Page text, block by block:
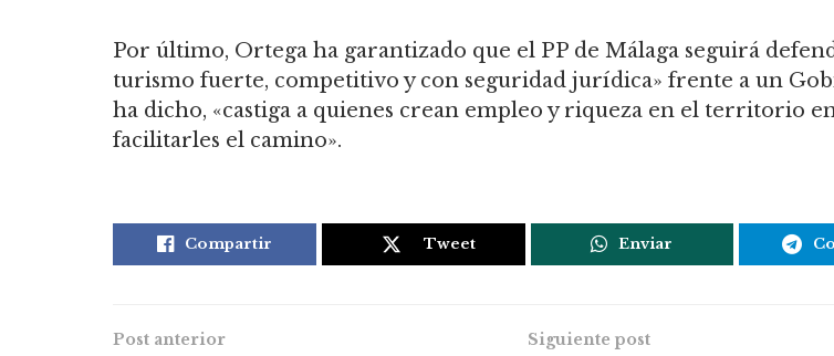
Por último, Ortega ha garantizado que el PP de Málaga seguirá
turismo fuerte, competitivo y con seguridad jurídica» frente a un
ha dicho, «castiga a quienes crean empleo y riqueza en el territorio
facilitarles el camino».
Compartir Tweet Enviar
Post anterior Siguiente post